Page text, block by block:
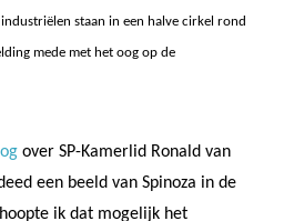
staan in een halve cirkel rond
mede met het oog op de
over SP-Kamerlid Ronald van
een beeld van Spinoza in de
ik dat mogelijk het